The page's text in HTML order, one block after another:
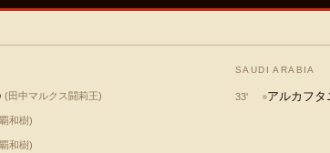
(田中マルクス闘莉王)
和樹)
和樹)
SAUDI ARABIA
33' アルカフタ